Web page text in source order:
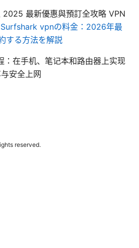
2025 最新優惠與預訂全攻略 VPN
Surfshark vpnの料金：2026年最
する方法を解説
：在手机、笔记本和路由器上实现
安全上网
reserved.